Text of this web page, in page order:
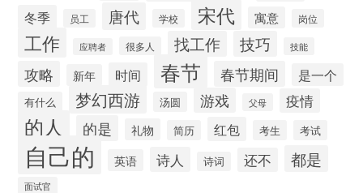
冬季 员工 唐代 学校 宋代 寓意 岗位
工作 应聘者 很多人 找工作 技巧 技能
攻略 新年 时间 春节 春节期间 是一个
有什么 梦幻西游 汤圆 游戏 父母 疫情
的人 的是 礼物 简历 红包 考生 考试
自己的 英语 诗人 诗词 还不 都是
面试官